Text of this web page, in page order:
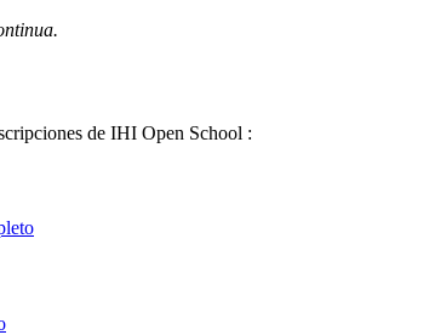
de IHI Open School :